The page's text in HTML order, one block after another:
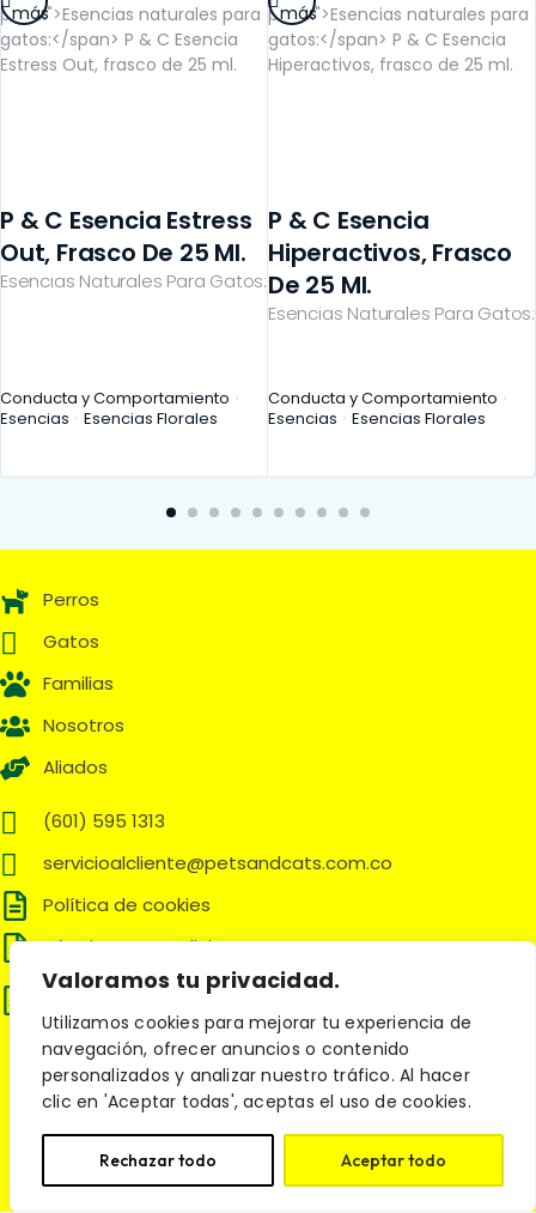
Valoramos tu privacidad.
Utilizamos cookies para mejorar tu experiencia de
navegación, ofrecer anuncios o contenido
personalizados y analizar nuestro tráfico. Al hacer
clic en 'Aceptar todas', aceptas el uso de cookies.
Rechazar todo Aceptar todo
Esencias Naturales Para Gatos:
P & C Esencia Estress
Out, Frasco De 25 Ml.
Conducta y Comportamiento
Esencias
Esencias Florales
más
Esencias Naturales Para Gatos:
P & C Esencia
Hiperactivos, Frasco
De 25 Ml.
Conducta y Comportamiento
Esencias
Esencias Florales
más
Perros
Gatos
Familias
Nosotros
Aliados
(601) 595 1313
servicioalcliente@petsandcats.com.co
Política de cookies
Términos y Condiciones
Política de tratamiento de datos
personales
© 2025 Pets and Cats. Todos los derechos reservados.